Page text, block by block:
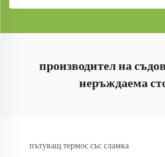
производител на
неръждаема
пътуващ термос със сламка